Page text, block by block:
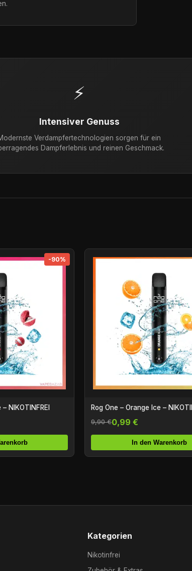
⚡
Intensiver Genuss
Verdampfertechnologien sorgen für ein
Dampferlebnis und reinen Geschmack.
-90%
NIKOTINFREI Rog One – Orange Ice –
9,90 €0,99 €
In den Warenkorb
Kategorien
Nikotinfrei